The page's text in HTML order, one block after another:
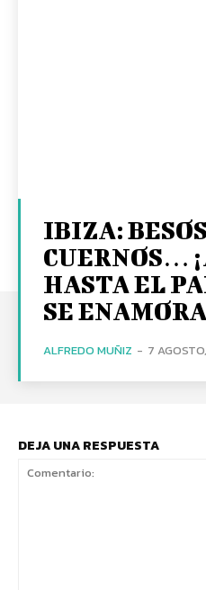
IBIZA:
CUERNOS…
HASTA EL
SE
ALFREDO MUÑIZ - 7
DEJA UNA RESPUESTA